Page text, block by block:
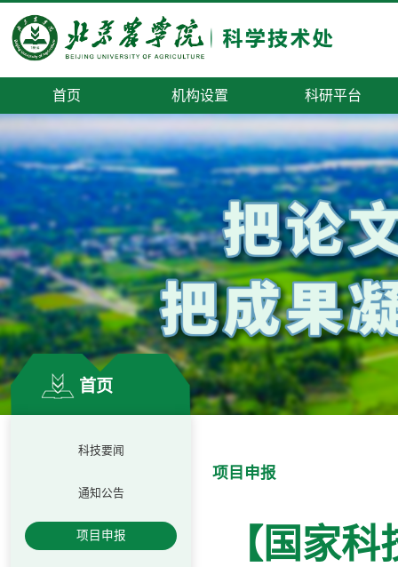
首页 机构设置 科研平台
首页
科技要闻
通知公告
项目申报
项目申报
【国家